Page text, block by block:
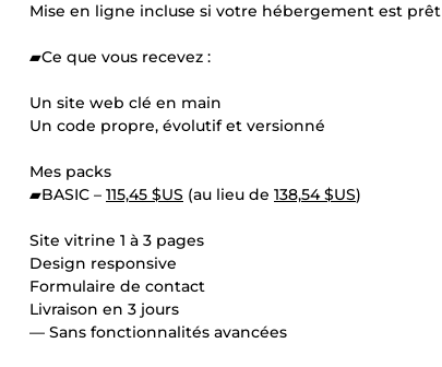
Mise en ligne incluse si votre hébergement est prêt
▰Ce que vous recevez :
Un site web clé en main
Un code propre, évolutif et versionné
Mes packs
▰BASIC – 115,45 $US (au lieu de 138,54 $US)
Site vitrine 1 à 3 pages
Design responsive
Formulaire de contact
Livraison en 3 jours
— Sans fonctionnalités avancées